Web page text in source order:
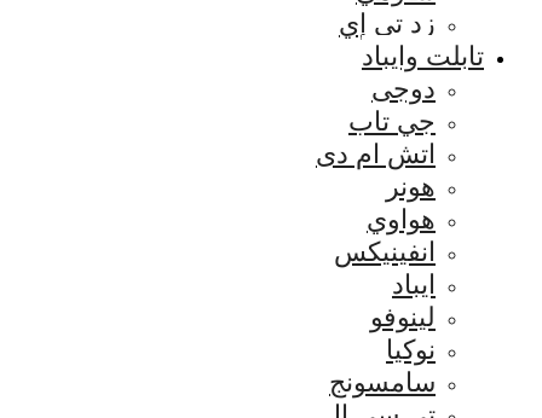
زد تي إي
تابلت وايباد
دوجى
جي تاب
اتش ام دى
هونر
هواوي
انفينيكس
ايباد
لينوفو
نوكيا
سامسونج